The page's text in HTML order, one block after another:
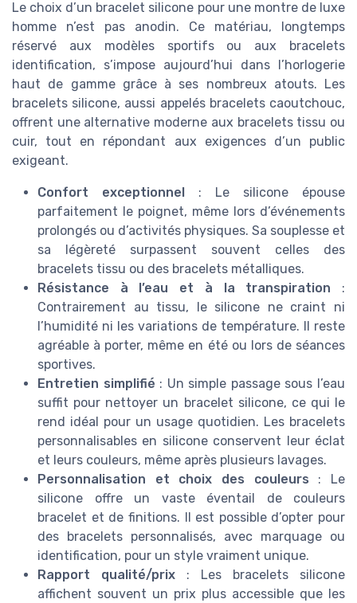
Le choix d’un bracelet silicone pour une montre de luxe
homme n’est pas anodin. Ce matériau, longtemps
réservé aux modèles sportifs ou aux bracelets
identification, s’impose aujourd’hui dans l’horlogerie
haut de gamme grâce à ses nombreux atouts. Les
bracelets silicone, aussi appelés bracelets caoutchouc,
offrent une alternative moderne aux bracelets tissu ou
cuir, tout en répondant aux exigences d’un public
exigeant.
Confort exceptionnel
: Le silicone épouse
parfaitement le poignet, même lors d’événements
prolongés ou d’activités physiques. Sa souplesse et
sa légèreté surpassent souvent celles des
bracelets tissu ou des bracelets métalliques.
Résistance à l’eau et à la transpiration :
Contrairement au tissu, le silicone ne craint ni
l’humidité ni les variations de température. Il reste
agréable à porter, même en été ou lors de séances
sportives.
Entretien simplifié : Un simple passage sous l’eau
suffit pour nettoyer un bracelet silicone, ce qui le
rend idéal pour un usage quotidien. Les bracelets
personnalisables en silicone conservent leur éclat
et leurs couleurs, même après plusieurs lavages.
Personnalisation et choix des couleurs : Le
silicone offre un vaste éventail de couleurs
bracelet et de finitions. Il est possible d’opter pour
des bracelets personnalisés, avec marquage ou
identification, pour un style vraiment unique.
Rapport qualité/prix : Les bracelets silicone
affichent souvent un prix plus accessible que les